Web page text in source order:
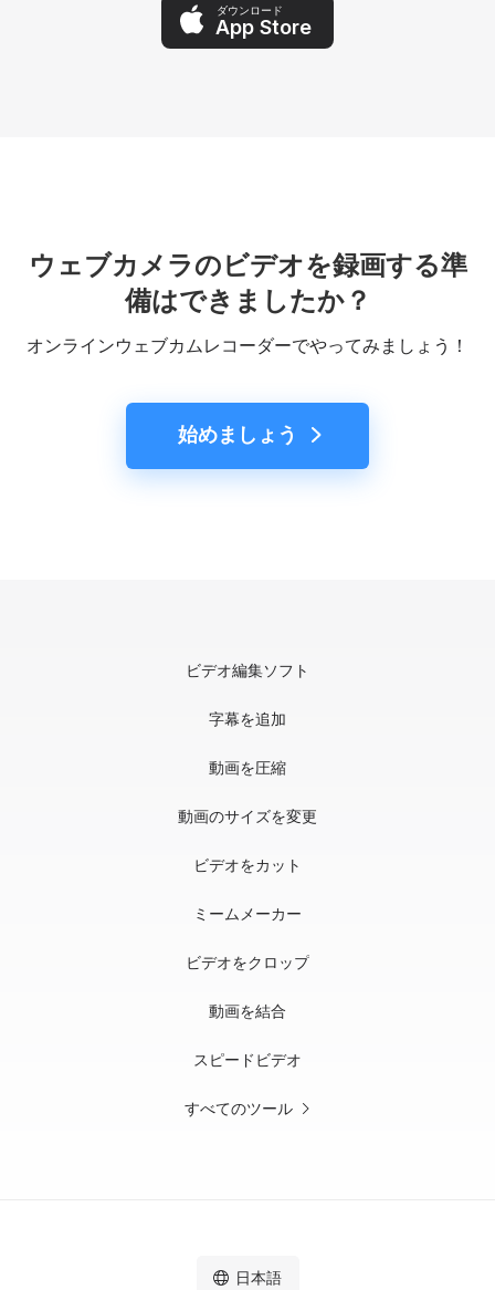
ダウンロード
App Store
ウェブカメラのビデオを録画する準
備はできましたか？
オンラインウェブカムレコーダーでやってみましょう！
始めましょう
ビデオ編集ソフト
字幕を追加
動画を圧縮
動画のサイズを変更
ビデオをカット
ミームメーカー
ビデオをクロップ
動画を結合
スピードビデオ
すべてのツール
日本語